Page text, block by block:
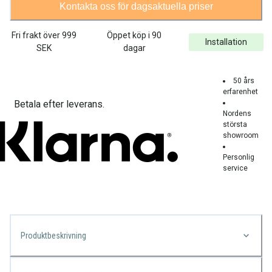
Kontakta oss för dagsaktuella priser
Fri frakt över999
SEK
Öppet köp i 90
dagar
Installation
Betala efter leverans.
50 års
erfarenhet
Nordens
största
showroom
Personlig
service
Produktbeskrivning